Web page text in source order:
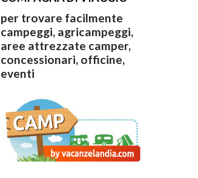
per trovare facilmente
campeggi, agricampeggi,
aree attrezzate camper,
concessionari, officine,
eventi